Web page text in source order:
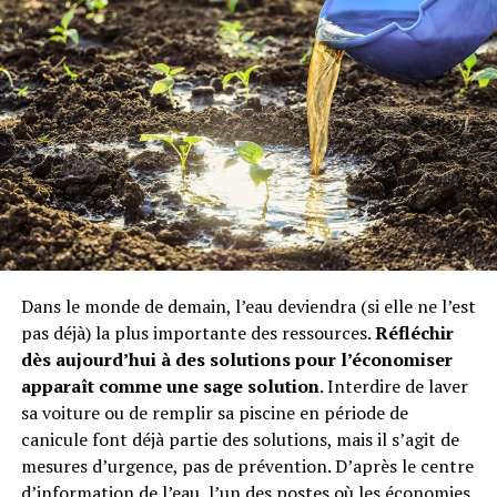
Cependant, depuis plusieurs années il existe un site
spécialisé pourdécouvrir les annonces de tracteurs
agricoles? Il s’agit du site Agriaffaire, le lieu dédié à
l’achat et à la vente de matériel agricole, viti-vinicole,
forestier et de motoculture, qu’il s’agisse de matériel
neuf ou d’occasion.
Fondé en 2000 par trois agriculteurs français, ce site est
la plateforme d’annonces d’achat et de vente de
matériel agricole d’occasion comme neuf. Offrant de
multiples possibilités et méthodes d’achat et de vente, il
met aussi à disposition des vendeurs et acheteurs, un
Observatoire des prix pour permettre à chacun
d’évaluer les fluctuations et les prix moyens des
principaux matériels agricoles.
Outre l’observatoire, parmi les nombreuses bonnes
idées qui animent ce site, se trouve la rubrique dédiée
aux épaves, une sorte de « casse » pour y chiner en ligne
Dans le monde de demain, l’eau deviendra (si elle ne l’est
pas déjà) la plus importante des ressources.Réfléchir
dès aujourd’hui à des solutions pour l’économiser
apparaît comme une sage solution. Interdire de laver
sa voiture ou de remplir sa piscine en période de
canicule font déjà partie des solutions, mais il s’agit de
mesures d’urgence, pas de prévention. D’après le centre